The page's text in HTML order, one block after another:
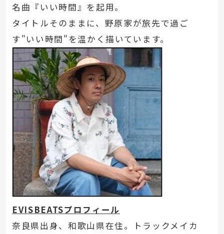
名曲『いい時間』を起用。
タイトルそのままに、野原家が旅先で過ご
す"いい時間"を温かく描いています。
EVISBEATSプロフィール
奈良県出身、和歌山県在住。トラックメイカ